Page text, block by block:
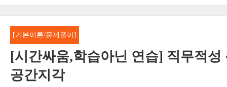
[기본이론/문제풀이]
[시간싸움,학습아닌 연습] 직무적성
공간지각